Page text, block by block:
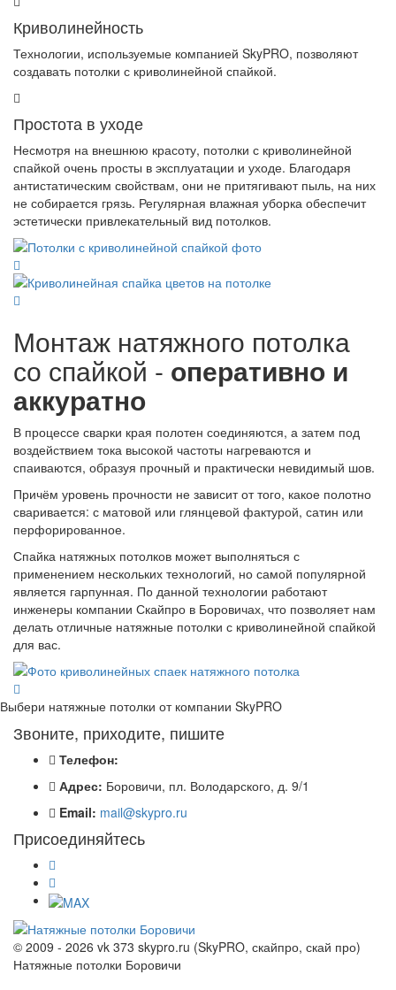
Криволинейность
Технологии, используемые компанией SkyPRO, позволяют
создавать потолки с криволинейной спайкой.
Простота в уходе
Несмотря на внешнюю красоту, потолки с криволинейной
спайкой очень просты в эксплуатации и уходе. Благодаря
антистатическим свойствам, они не притягивают пыль, на них
не собирается грязь. Регулярная влажная уборка обеспечит
эстетически привлекательный вид потолков.
Монтаж натяжного потолка
со спайкой - оперативно и
аккуратно
В процессе сварки края полотен соединяются, а затем под
воздействием тока высокой частоты нагреваются и
спаиваются, образуя прочный и практически невидимый шов.
Причём уровень прочности не зависит от того, какое полотно
сваривается: с матовой или глянцевой фактурой, сатин или
перфорированное.
Спайка натяжных потолков может выполняться с
применением нескольких технологий, но самой популярной
является гарпунная. По данной технологии работают
инженеры компании Скайпро в Боровичах, что позволяет нам
делать отличные натяжные потолки с криволинейной спайкой
для вас.
Выбери натяжные потолки от компании SkyPRO
Звоните, приходите, пишите
Телефон:
Адрес: Боровичи, пл. Володарского, д. 9/1
Email: mail@skypro.ru
Присоединяйтесь
© 2009 - 2026 vk 373 skypro.ru (SkyPRO, скайпро, скай про)
Натяжные потолки Боровичи